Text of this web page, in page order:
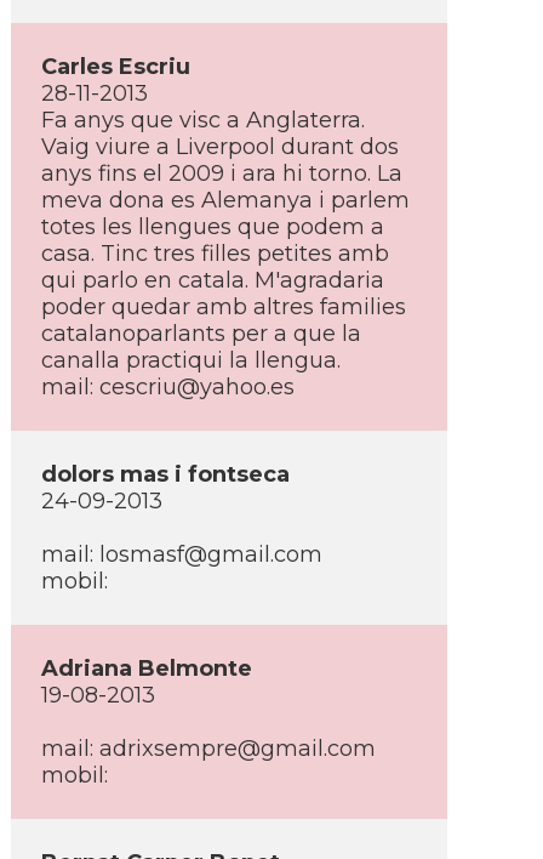
Carles Escriu
28-11-2013
Fa anys que visc a Anglaterra.
Vaig viure a Liverpool durant dos
anys fins el 2009 i ara hi torno. La
meva dona es Alemanya i parlem
totes les llengues que podem a
casa. Tinc tres filles petites amb
qui parlo en catala. M'agradaria
poder quedar amb altres families
catalanoparlants per a que la
canalla practiqui la llengua.
mail: cescriu@yahoo.es
dolors mas i fontseca
24-09-2013
mail: losmasf@gmail.com
mobil:
Adriana Belmonte
19-08-2013
mail: adrixsempre@gmail.com
mobil: